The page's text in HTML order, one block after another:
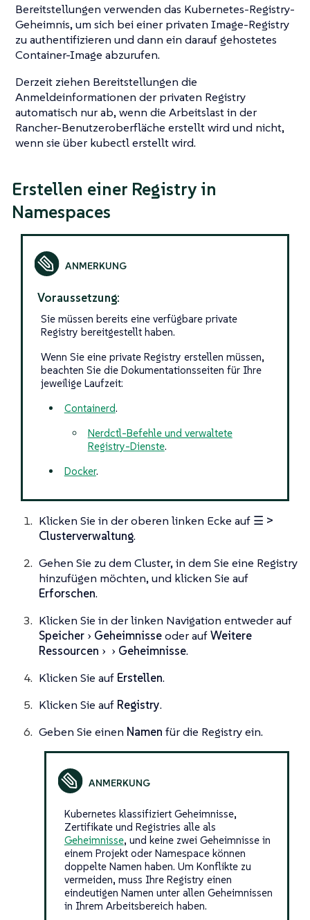
Bereitstellungen verwenden das Kubernetes-Registry-
Geheimnis, um sich bei einer privaten Image-Registry
zu authentifizieren und dann ein darauf gehostetes
Container-Image abzurufen.
Derzeit ziehen Bereitstellungen die
Anmeldeinformationen der privaten Registry
automatisch nur ab, wenn die Arbeitslast in der
Rancher-Benutzeroberfläche erstellt wird und nicht,
wenn sie über kubectl erstellt wird.
Erstellen einer Registry in
Namespaces
Voraussetzung:
Sie müssen bereits eine verfügbare private
Registry bereitgestellt haben.
Wenn Sie eine private Registry erstellen müssen,
beachten Sie die Dokumentationsseiten für Ihre
jeweilige Laufzeit:
Containerd.
Nerdctl-Befehle und verwaltete
Registry-Dienste.
Docker.
Klicken Sie in der oberen linken Ecke auf ☰ >
Clusterverwaltung.
Gehen Sie zu dem Cluster, in dem Sie eine Registry
hinzufügen möchten, und klicken Sie auf
Erforschen.
Klicken Sie in der linken Navigation entweder auf
Speicher
Geheimnisseoder aufWeitere
Ressourcen
Geheimnisse.
Klicken Sie auf Erstellen.
Klicken Sie auf Registry.
Geben Sie einen Namen für die Registry ein.
Kubernetes klassifiziert Geheimnisse,
Zertifikate und Registries alle als
Geheimnisse, und keine zwei Geheimnisse in
einem Projekt oder Namespace können
doppelte Namen haben. Um Konflikte zu
vermeiden, muss Ihre Registry einen
eindeutigen Namen unter allen Geheimnissen
in Ihrem Arbeitsbereich haben.